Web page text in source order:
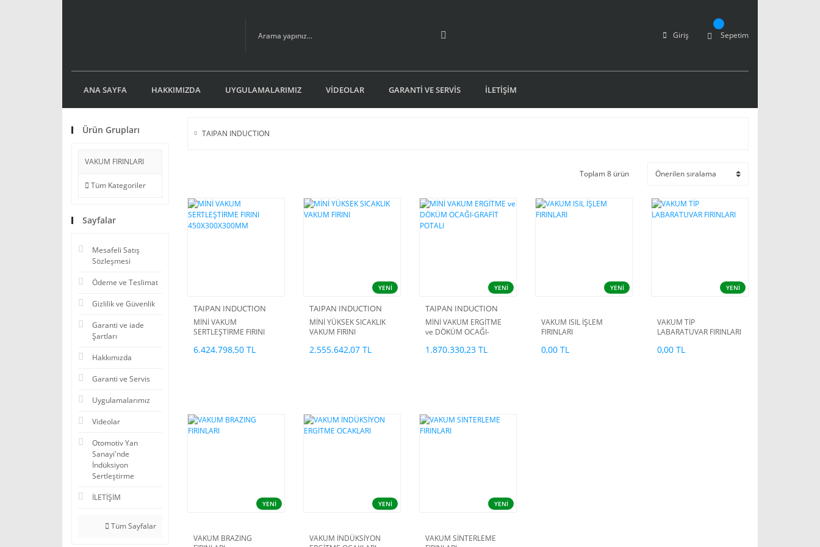
Giriş Sepetim
ANA SAYFA HAKKIMIZDA UYGULAMALARIMIZ VİDEOLAR GARANTİ VE SERVİS İLETİŞİM
Ürün Grupları
VAKUM FIRINLARI
Tüm Kategoriler
Sayfalar
Mesafeli Satış
Sözleşmesi
Ödeme ve Teslimat
Gizlilik ve Güvenlik
Garanti ve iade
Şartları
Hakkımızda
Garanti ve Servis
Uygulamalarımız
Videolar
Otomotiv Yan
Sanayi'nde
İndüksiyon
Sertleştirme
İLETİŞİM
Tüm Sayfalar
TAIPAN INDUCTION
Toplam 8 ürün
TAIPAN INDUCTION
MİNİ VAKUM
SERTLEŞTİRME FIRINI
6.424.798,50 TL
YENİ
TAIPAN INDUCTION
MİNİ YÜKSEK SICAKLIK
VAKUM FIRINI
2.555.642,07 TL
YENİ
TAIPAN INDUCTION
MİNİ VAKUM ERGİTME
ve DÖKÜM OCAĞI-
1.870.330,23 TL
YENİ
VAKUM ISIL İŞLEM
FIRINLARI
0,00 TL
YENİ
VAKUM TİP
LABARATUVAR FIRINLARI
0,00 TL
YENİ
VAKUM BRAZING
YENİ
VAKUM İNDÜKSİYON
YENİ
VAKUM SİNTERLEME